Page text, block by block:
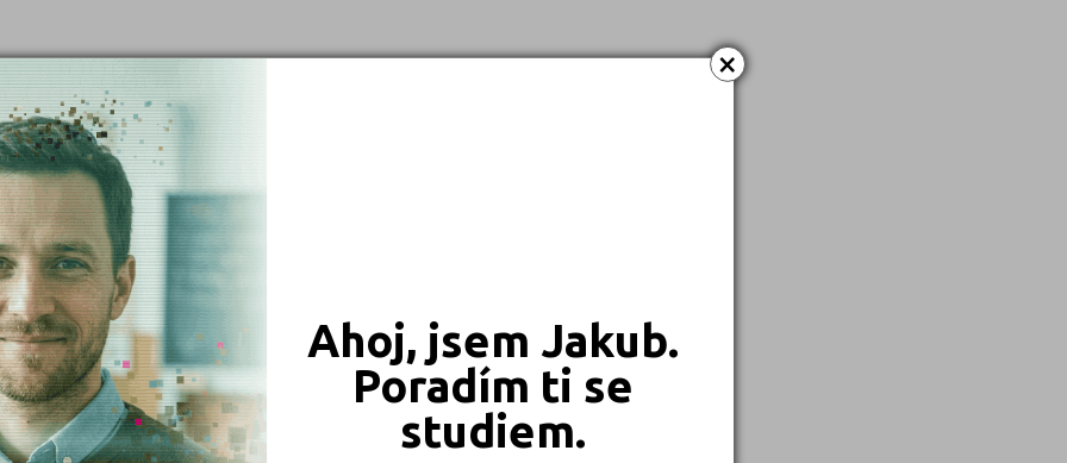
×
Ahoj, jsem Jakub.
Poradím ti se
studiem.
České Budějovice (5)
Děčín (3)
Domažlice (2)
Frýdek-Místek (1)
Havlíčkův Brod (1)
Hodonín (4)
Hradec Králové (2)
Chomutov (1)
Chrudim (1)
Jablonec nad Nisou (1)